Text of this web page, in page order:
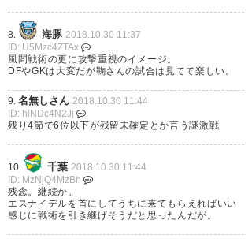
8. 海豚 2018.10.30 11:37
ID: U5Mzc4ZTAx
風間戦術の更に攻撃重視のイメージ。
DFやGKは大変だが鞠さんの試合は見てて楽しい。
9. 名無しさん 2018.10.30 11:44
ID: hlNDc4N2Jj
残り4節で6位以下が残留未確定とか言う謎激戦
10. 千葉 2018.10.30 11:44
ID: MzNjQ4MzBh
残念。継続か。
エスナイデルを首にしてうちに来てもらえればいい
感じに戦術を引き継げそうだと思ったんだが。